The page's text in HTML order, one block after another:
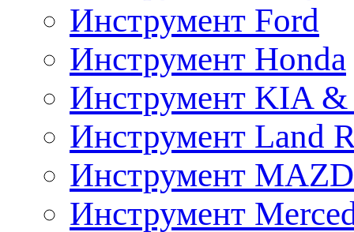
Инструмент Ford
Инструмент Honda
Инструмент KIA
Инструмент Land
Инструмент
Инструмент